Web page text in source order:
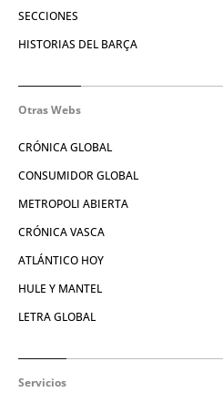
SECCIONES
HISTORIAS DEL BARÇA
Otras Webs
CRÓNICA GLOBAL
CONSUMIDOR GLOBAL
METROPOLI ABIERTA
CRÓNICA VASCA
ATLÁNTICO HOY
HULE Y MANTEL
LETRA GLOBAL
Servicios